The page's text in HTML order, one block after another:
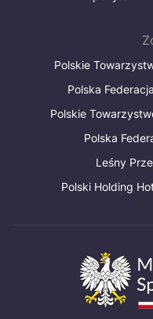
Polskie
Polska
Polskie
Polska
Leśny
Polski Holding